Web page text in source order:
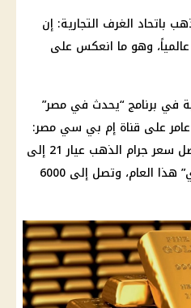
باتحاد الغرف التجارية: إن
وهو ما انعكس على
في برنامج “يحدث في مصر”
على قناة إم بي سي مصر:
“هناك أمل بنسبة 100% أن يصل سعر جرام الذهب عيار 21 إلى
4000 جنيه بنهاية العام الجاري” هذا العام، وتصل إلى 6000